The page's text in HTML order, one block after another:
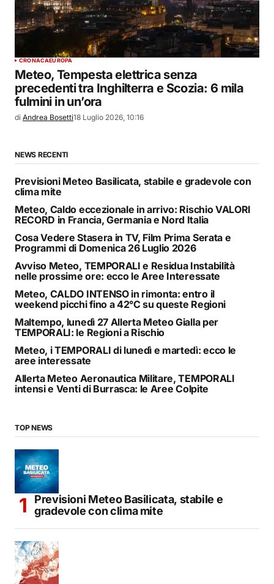
CRONACAEUROPA
Meteo, Tempesta elettrica senza
precedenti tra Inghilterra e Scozia: 6 mila
fulmini in un’ora
di Andrea Bosetti18 Luglio 2026, 10:16
NEWS RECENTI
Previsioni Meteo Basilicata, stabile e gradevole con
clima mite
Meteo, Caldo eccezionale in arrivo: Rischio VALORI
RECORD in Francia, Germania e Nord Italia
Cosa Vedere Stasera in TV, Film Prima Serata e
Programmi di Domenica 26 Luglio 2026
Avviso Meteo, TEMPORALI e Residua Instabilità
nelle prossime ore: ecco le Aree Interessate
Meteo, CALDO INTENSO in rimonta: entro il
weekend picchi fino a 42°C su queste Regioni
Maltempo, lunedì 27 Allerta Meteo Gialla per
TEMPORALI: le Regioni a Rischio
Meteo, i TEMPORALI di lunedì e martedì: ecco le
aree interessate
Allerta Meteo Aeronautica Militare, TEMPORALI
intensi e Venti di Burrasca: le Aree Colpite
TOP NEWS
Previsioni Meteo Basilicata, stabile e
gradevole con clima mite